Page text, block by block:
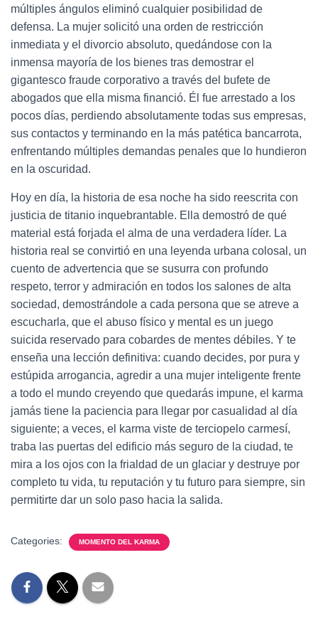
múltiples ángulos eliminó cualquier posibilidad de
defensa. La mujer solicitó una orden de restricción
inmediata y el divorcio absoluto, quedándose con la
inmensa mayoría de los bienes tras demostrar el
gigantesco fraude corporativo a través del bufete de
abogados que ella misma financió. Él fue arrestado a los
pocos días, perdiendo absolutamente todas sus empresas,
sus contactos y terminando en la más patética bancarrota,
enfrentando múltiples demandas penales que lo hundieron
en la oscuridad.
Hoy en día, la historia de esa noche ha sido reescrita con
justicia de titanio inquebrantable. Ella demostró de qué
material está forjada el alma de una verdadera líder. La
historia real se convirtió en una leyenda urbana colosal, un
cuento de advertencia que se susurra con profundo
respeto, terror y admiración en todos los salones de alta
sociedad, demostrándole a cada persona que se atreve a
escucharla, que el abuso físico y mental es un juego
suicida reservado para cobardes de mentes débiles. Y te
enseña una lección definitiva: cuando decides, por pura y
estúpida arrogancia, agredir a una mujer inteligente frente
a todo el mundo creyendo que quedarás impune, el karma
jamás tiene la paciencia para llegar por casualidad al día
siguiente; a veces, el karma viste de terciopelo carmesí,
traba las puertas del edificio más seguro de la ciudad, te
mira a los ojos con la frialdad de un glaciar y destruye por
completo tu vida, tu reputación y tu futuro para siempre, sin
permitirte dar un solo paso hacia la salida.
Categories: MOMENTO DEL KARMA